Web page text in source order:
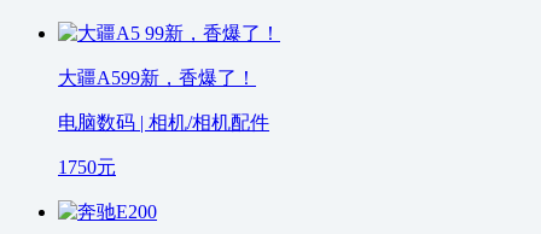
大疆A599新，香爆了！
电脑数码 | 相机/相机配件
1750元